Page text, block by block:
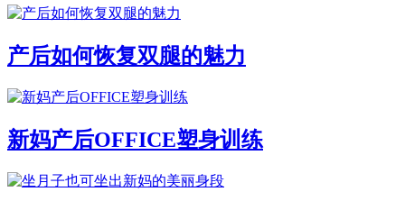
产后如何恢复双腿的魅力
新妈产后OFFICE塑身训练